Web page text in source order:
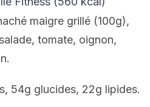
maigre grillé (100g),
tomate, oignon,
54g glucides, 22g lipides.